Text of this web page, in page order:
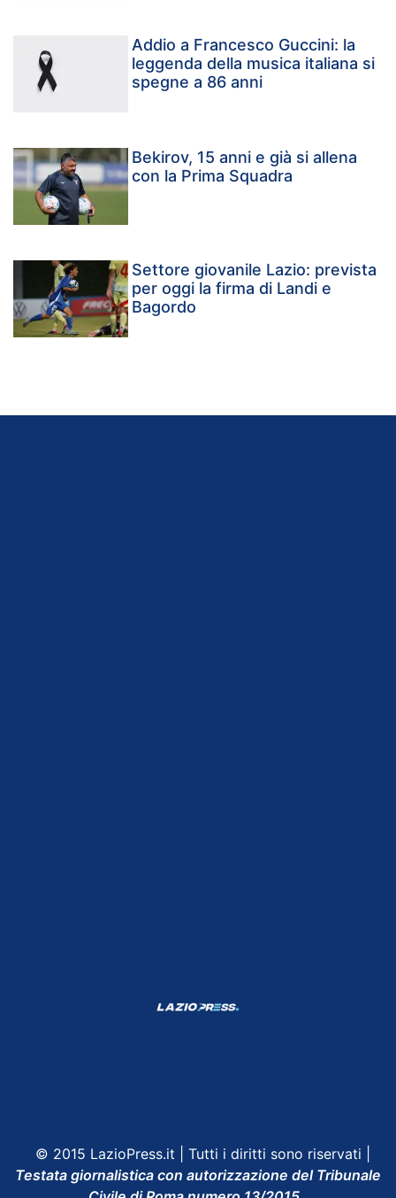
Addio a Francesco Guccini: la
leggenda della musica italiana si
spegne a 86 anni
Bekirov, 15 anni e già si allena
con la Prima Squadra
Settore giovanile Lazio: prevista
per oggi la firma di Landi e
Bagordo
© 2015 LazioPress.it | Tutti i diritti sono riservati |
Testata giornalistica con autorizzazione del Tribunale